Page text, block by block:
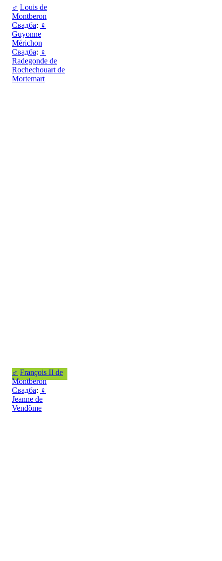
♂ Louis de
Montberon
Свадба: ♀
Guyonne
Mérichon
Свадба: ♀
Radegonde de
Rochechouart de
Mortemart
♂ François II de
Montberon
Свадба: ♀
Jeanne de
Vendôme